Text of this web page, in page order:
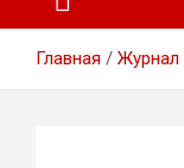
Главная Журнал